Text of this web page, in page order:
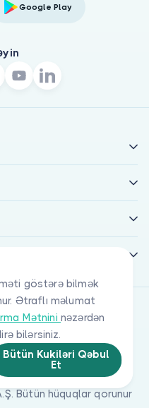
göstərə bilmək
Ətraflı məlumat
Mətnini nəzərdən
bilərsiniz.
Bütün Kukiləri Qəbul
Et
Google Play
Bütün hüquqlar qorunur